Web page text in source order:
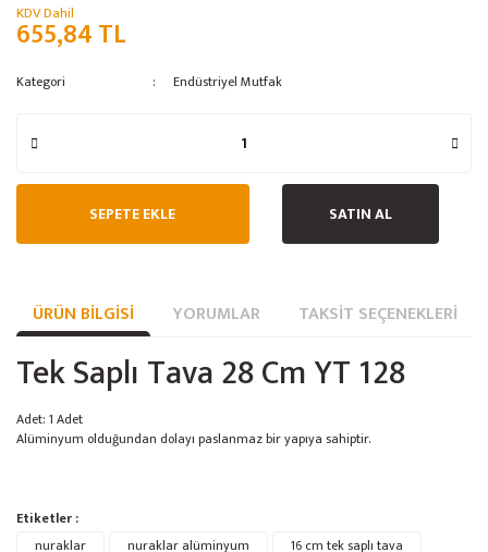
KDV Dahil
655,84 TL
Kategori Endüstriyel Mutfak
SEPETE EKLE SATIN AL
ÜRÜN BILGISI YORUMLAR TAKSIT SEÇENEKLERI
Tek Saplı Tava 28 Cm YT 128
Adet: 1 Adet
Alüminyum olduğundan dolayı paslanmaz bir yapıya sahiptir.
Bu ürüne ilk yorumu siz yapın!
Ürün hakkında henüz soru sorulmamış.
Bu ürünün fiyat bilgisi, resim, ürün açıklamalarında ve diğer konularda
yetersiz gördüğünüz noktaları öneri formunu kullanarak tarafımıza
Etiketler :
nuraklar
nuraklar alüminyum
16 cm tek saplı tava